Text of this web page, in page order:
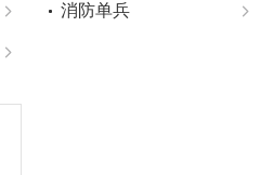
消防单兵